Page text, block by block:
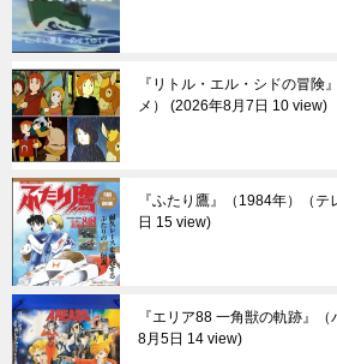
『リトル・エル・シドの冒険
メ）
2026年8月7日 10 view
『ふたり鷹』（1984年）（テ
日 15 view
『エリア88 一角獣の軌跡』（
8月5日 14 view